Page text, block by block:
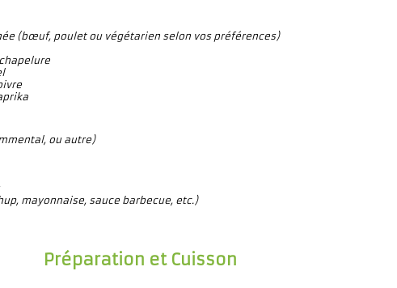
(bœuf, poulet ou végétarien selon vos préférences)
ou autre)
mayonnaise, sauce barbecue, etc.)
Préparation et Cuisson